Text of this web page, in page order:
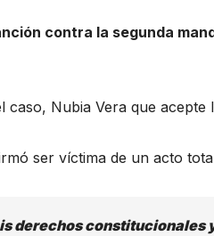
contra la segunda
caso, Nubia Vera que
ser víctima de un acto
derechos constitucionales